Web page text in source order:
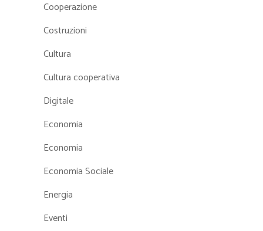
Cooperazione
Costruzioni
Cultura
Cultura cooperativa
Digitale
Economia
Economia
Economia Sociale
Energia
Eventi